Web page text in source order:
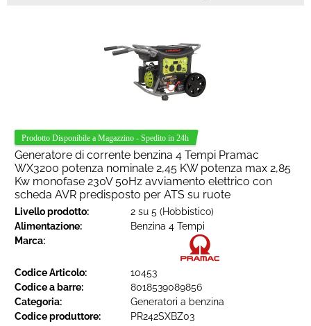
Generatore di corrente benzina 4 Tempi Pramac
WX3200 potenza nominale 2,45 KW potenza max 2,85
Kw monofase 230V 50Hz avviamento elettrico con
scheda AVR predisposto per ATS su ruote
Livello prodotto:
2 su 5 (Hobbistico)
Alimentazione:
Benzina 4 Tempi
Marca:
Codice Articolo:
10453
Codice a barre:
8018539089856
Categoria:
Generatori a benzina
Codice produttore:
PR242SXBZ03